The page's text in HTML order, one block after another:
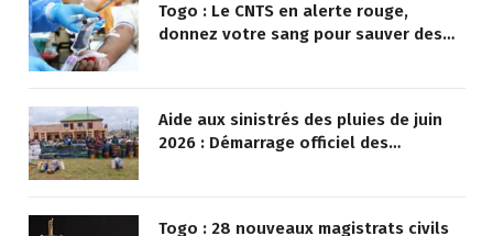
Togo : Le CNTS en alerte rouge,
donnez votre sang pour sauver des
Aide aux sinistrés des pluies de juin
2026 : Démarrage officiel des
Togo : 28 nouveaux magistrats civils